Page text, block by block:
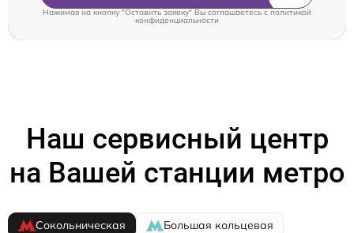
Нажимая на кнопку "Оставить заявку" Вы соглашаетесь cполитикой
конфиденциальности
Наш сервисный центр
на Вашей станции метро
Сокольническая
Большая кольцевая